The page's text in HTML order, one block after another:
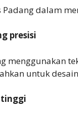
Padang dalam
presisi
menggunakan
untuk